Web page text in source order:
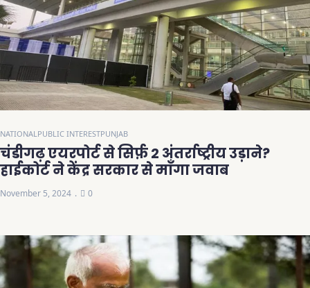
NATIONALPUBLIC INTERESTPUNJAB
चंडीगढ़ एयरपोर्ट से सिर्फ़ 2 अंतर्राष्ट्रीय उड़ाने?
हाईकोर्ट ने केंद्र सरकार से माँगा जवाब
November 5, 2024 0